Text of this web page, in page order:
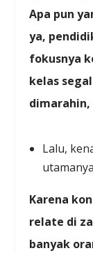
Apa pun
ya,
fokusnya
kelas
Lalu,
Karena
relate di
banyak